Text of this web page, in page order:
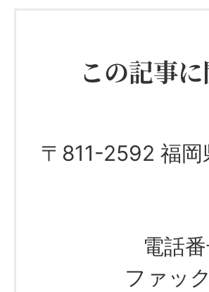
この記事
〒811-2592 福
電話
ファッ